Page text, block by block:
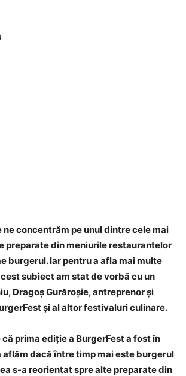
ne concentrăm pe unul dintre cele mai
preparate din meniurile restaurantelor
burgerul. Iar pentru a afla mai multe
subiect am stat de vorbă cu un
Dragoș Gurăroșie, antreprenor și
și al altor festivaluri culinare.
prima ediție a BurgerFest a fost în
aflăm dacă între timp mai este burgerul
s-a reorientat spre alte preparate din